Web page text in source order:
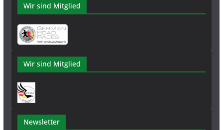
Wir sind Mitglied
Wir sind Mitglied
Newsletter